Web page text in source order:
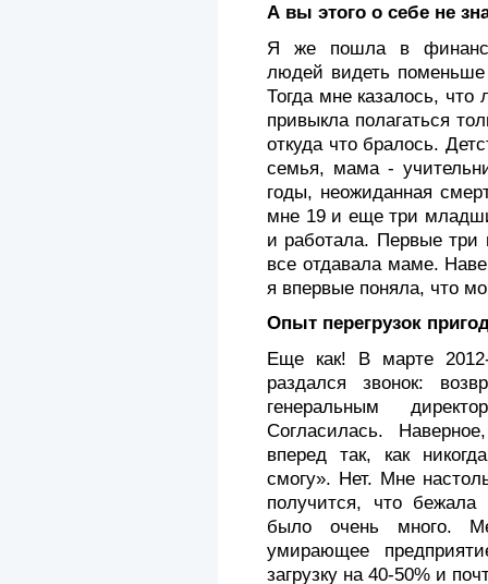
А вы этого о себе не
Я же пошла в
людей видеть
Тогда мне казалось,
привыкла полагаться
откуда что бралось.
семья, мама -
годы, неожиданная
мне 19 и еще три
и работала. Первые три
все отдавала маме.
я впервые поняла, что
Опыт перегрузок
Еще как! В марте
раздался звонок:
генеральным
Согласилась.
вперед так, как
смогу». Нет. Мне
получится, что
было очень много.
умирающее
загрузку на 40-50% и